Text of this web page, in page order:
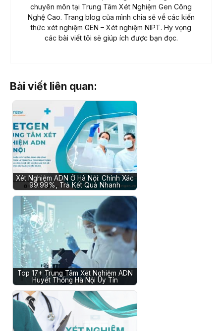
chuyên môn tại Trung Tâm Xét Nghiệm Gen Công
Nghệ Cao. Trang blog của mình chia sẽ về các kiến
thức xét nghiệm GEN – Xét nghiệm NIPT. Hy vọng
các bài viết tôi sẽ giúp ích được bạn đọc.
Bài viết liên quan:
Xét Nghiệm ADN Ở Hà Nội: Chính Xác
99.99%, Trả Kết Quả Nhanh
Top 17+ Trung Tâm Xét Nghiệm ADN
Huyết Thống Hà Nội Uy Tín